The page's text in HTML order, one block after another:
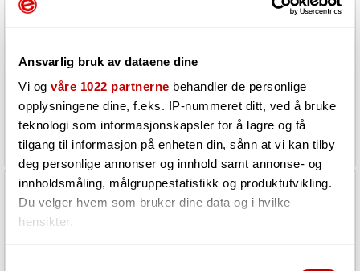
Ansvarlig bruk av dataene dine
Vi og våre 1022 partnerne behandler de personlige
opplysningene dine, f.eks. IP-nummeret ditt, ved å bruke
teknologi som informasjonskapsler for å lagre og få
tilgang til informasjon på enheten din, sånn at vi kan tilby
deg personlige annonser og innhold samt annonse- og
innholdsmåling, målgruppestatistikk og produktutvikling.
Du velger hvem som bruker dine data og i hvilke
hensikter.
Utsolgt
6 799,-
Utsolgt
3 499,-